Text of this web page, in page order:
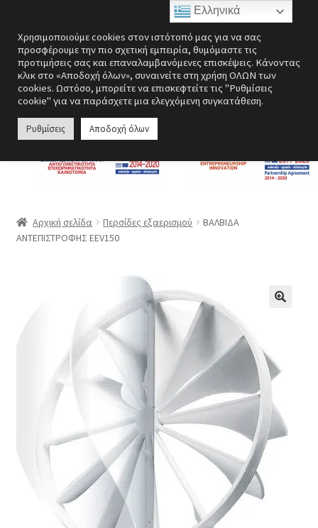
μετάβαση
στην
πλοήγηση
σε
περιεχόμενο
Ενεργειακές εστίες
υπό-
μενού
Ανεμιστήρες
μενού
Ο λογαριασμός μου
Αρχική σελίδα Περσίδες εξαερισμού
ΒΑΛΒΙΔΑ
ΑΝΤΕΠΙΣΤΡΟΦΗΣ EEV150
Χρησιμοποιούμε cookies στον ιστότοπό μας για να σας
προσφέρουμε την πιο σχετική εμπειρία, θυμόμαστε τις
προτιμήσεις σας και επαναλαμβανόμενες επισκέψεις. Κάνοντας
κλικ στο «Αποδοχή όλων», συναινείτε στη χρήση ΟΛΩΝ των
cookies. Ωστόσο, μπορείτε να επισκεφτείτε τις "Ρυθμίσεις
cookie" για να παράσχετε μια ελεγχόμενη συγκατάθεση.
Ρυθμίσεις Αποδοχή όλων
Ελληνικά